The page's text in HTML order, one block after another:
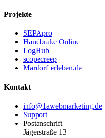
Projekte
SEPApro
Handbrake Online
LogHub
scopecreep
Mardorf-erleben.de
Kontakt
info@1awebmarketing.de
Support
Postanschrift
Jägerstraße 13